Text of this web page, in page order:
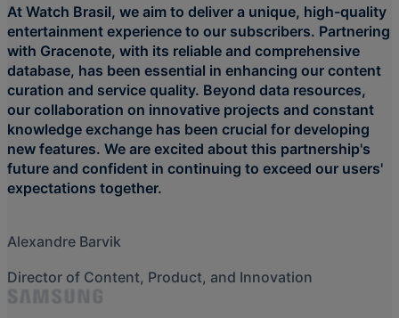
At Watch Brasil, we aim to deliver a unique, high-quality
entertainment experience to our subscribers. Partnering
with Gracenote, with its reliable and comprehensive
database, has been essential in enhancing our content
curation and service quality. Beyond data resources,
our collaboration on innovative projects and constant
knowledge exchange has been crucial for developing
new features. We are excited about this partnership's
future and confident in continuing to exceed our users'
expectations together.
Alexandre Barvik
Director of Content, Product, and Innovation